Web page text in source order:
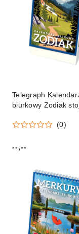
Telegraph
biurkowy Zodiak
(0)
Cena:
--,--